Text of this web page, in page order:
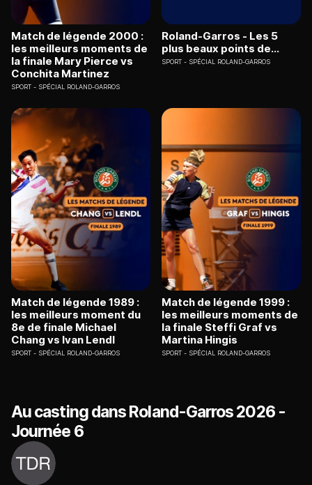
Match de légende 2000 :
les meilleurs moments de
la finale Mary Pierce vs
Conchita Martinez
SPORT SPÉCIAL ROLAND-GARROS
Roland-Garros - Les 5
plus beaux points de...
SPORT SPÉCIAL ROLAND-GARROS
Match de légende 1989 :
les meilleurs moment du
8e de finale Michael
Chang vs Ivan Lendl
SPORT SPÉCIAL ROLAND-GARROS
Match de légende 1999 :
les meilleurs moments de
la finale Steffi Graf vs
Martina Hingis
SPORT SPÉCIAL ROLAND-GARROS
Au casting dans Roland-Garros 2026 -
Journée 6